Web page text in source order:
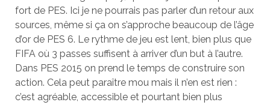
fort de PES. Ici je ne pourrais pas parler d’un retour aux
sources, même si ça on s’approche beaucoup de l’âge
d’or de PES 6. Le rythme de jeu est lent, bien plus que
FIFA où 3 passes suffisent à arriver d’un but à l’autre.
Dans PES 2015 on prend le temps de construire son
action. Cela peut paraître mou mais il n’en est rien :
c’est agréable, accessible et pourtant bien plus